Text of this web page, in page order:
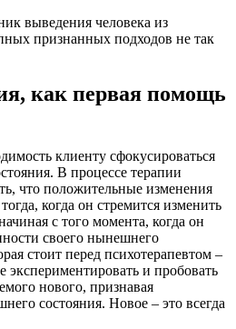
выведения человека из
признанных подходов не так
как первая помощь
клиенту сфокусироваться
В процессе терапии
что положительные изменения
когда он стремится изменить
с того момента, когда он
своего нынешнего
стоит перед психотерапевтом –
экспериментировать и пробовать
нового, признавая
состояния. Новое – это всегда